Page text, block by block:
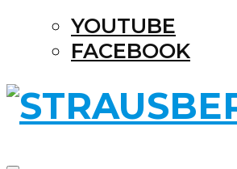
YOUTUBE
FACEBOOK